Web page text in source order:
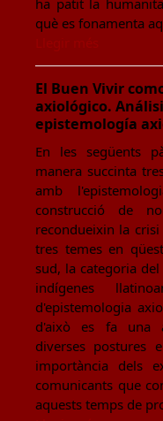
ha patit la
què es fonamenta
El Buen Vivir
axiológico.
epistemología
En les següents
manera succinta
amb
construcció de
recondueixin la
tres temes en
sud, la categoria
indígenes
d'epistemologia
d'això es fa una
diverses postures
importància dels
comunicants que
aquests temps de